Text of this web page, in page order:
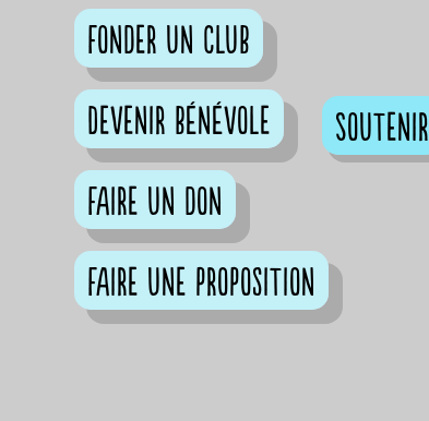
Fonder un club
Devenir bénévole
Soutenir
Faire un don
Faire une proposition